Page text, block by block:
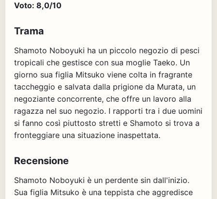
Voto: 8,0/10
Trama
Shamoto Noboyuki ha un piccolo negozio di pesci
tropicali che gestisce con sua moglie Taeko. Un
giorno sua figlia Mitsuko viene colta in fragrante
taccheggio e salvata dalla prigione da Murata, un
negoziante concorrente, che offre un lavoro alla
ragazza nel suo negozio. I rapporti tra i due uomini
si fanno così piuttosto stretti e Shamoto si trova a
fronteggiare una situazione inaspettata.
Recensione
Shamoto Noboyuki è un perdente sin dall'inizio.
Sua figlia Mitsuko è una teppista che aggredisce